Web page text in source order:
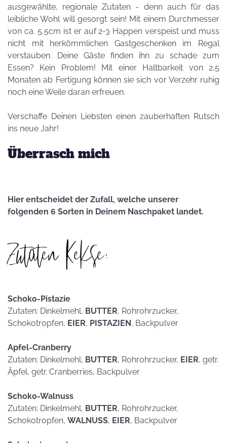
ausgewählte, regionale Zutaten - denn auch für das
leibliche Wohl will gesorgt sein! Mit einem Durchmesser
von ca. 5,5cm ist er auf 2-3 Happen verspeist und muss
nicht mit herkömmlichen Gastgeschenken im Regal
verstauben. Deine Gäste finden ihn zu schade zum
Essen? Kein Problem! Mit einer Haltbarkeit von 2,5
Monaten ab Fertigung können sie sich vor Verzehr ruhig
noch eine Weile daran erfreuen.
Verschaffe Deinen Liebsten einen zauberhaften Rutsch
ins neue Jahr!
Überrasch mich
Hier entscheidet der Zufall, welche unserer
folgenden 6 Sorten in Deinem Naschpaket landet.
Zutaten Kekse:
Schoko-Pistazie
Zutaten: Dinkelmehl, BUTTER, Rohrohrzucker,
Schokotropfen, EIER, PISTAZIEN, Backpulver
Apfel-Cranberry
Zutaten: Dinkelmehl, BUTTER, Rohrohrzucker, EIER, getr.
Äpfel, getr. Cranberries, Backpulver
Schoko-Walnuss
Zutaten: Dinkelmehl, BUTTER, Rohrohrzucker,
Schokotropfen, WALNUSS, EIER, Backpulver